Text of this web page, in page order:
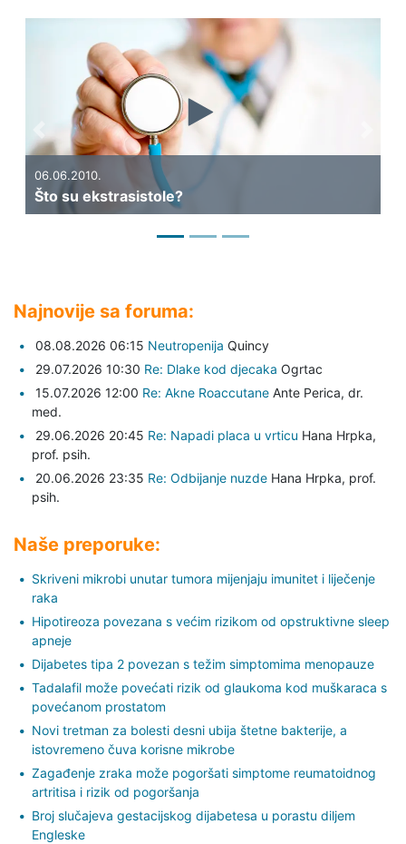
06.06.2010.
Što su ekstrasistole?
Previous
Najnovije sa foruma:
08.08.2026 06:15 Neutropenija Quincy
29.07.2026 10:30 Re: Dlake kod djecaka Ogrtac
15.07.2026 12:00 Re: Akne Roaccutane Ante Perica, dr.
med.
29.06.2026 20:45 Re: Napadi placa u vrticu Hana Hrpka,
prof. psih.
20.06.2026 23:35 Re: Odbijanje nuzde Hana Hrpka, prof.
psih.
Naše preporuke:
Skriveni mikrobi unutar tumora mijenjaju imunitet i liječenje
raka
Hipotireoza povezana s većim rizikom od opstruktivne sleep
apneje
Dijabetes tipa 2 povezan s težim simptomima menopauze
Tadalafil može povećati rizik od glaukoma kod muškaraca s
povećanom prostatom
Novi tretman za bolesti desni ubija štetne bakterije, a
istovremeno čuva korisne mikrobe
Zagađenje zraka može pogoršati simptome reumatoidnog
artritisa i rizik od pogoršanja
Broj slučajeva gestacijskog dijabetesa u porastu diljem
Engleske